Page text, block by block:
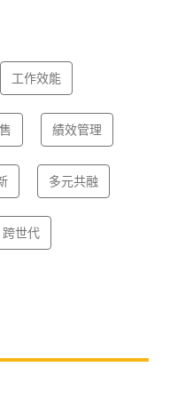
工作效能
績效管理
多元共融
跨世代